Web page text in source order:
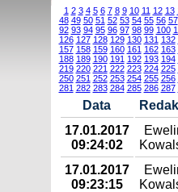
1 2 3 4 5 6 7 8 9 10 11 12 13
48 49 50 51 52 53 54 55 56 57
92 93 94 95 96 97 98 99 100
126 127 128 129 130 131 132
157 158 159 160 161 162 163
188 189 190 191 192 193 194
219 220 221 222 223 224 225
250 251 252 253 254 255 256
281 282 283 284 285 286 287
Data
17.01.2017
09:24:02
17.01.2017
09:23:15